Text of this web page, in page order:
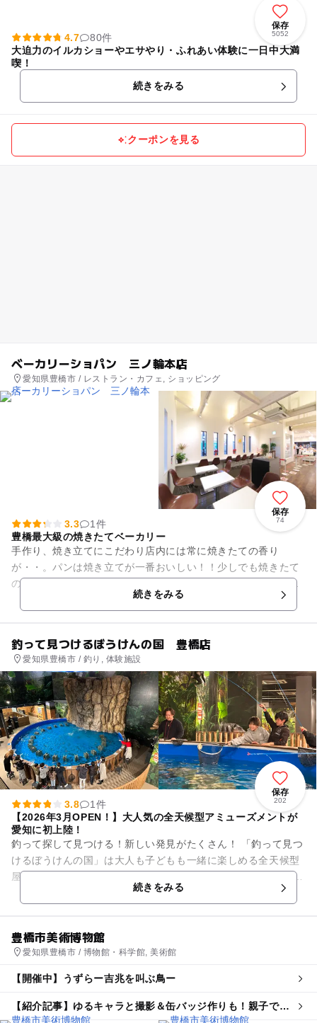
保存
5052
4.7
80件
大迫力のイルカショーやエサやり・ふれあい体験に一日中大満
喫！
続きをみる
クーポンを見る
ベーカリーショパン 三ノ輪本店
愛知県豊橋市 / レストラン・カフェ, ショッピング
保存
74
3.3
1件
豊橋最大級の焼きたてベーカリー
手作り、焼き立てにこだわり店内には常に焼きたての香り
が・・。パンは焼き立てが一番おいしい！！少しでも焼きたて
のおいしいパンをお召し上がり頂きたく、一日に同じ商品を何
度にも分けてこまめに焼き上げて...
続きをみる
釣って見つけるぼうけんの国 豊橋店
愛知県豊橋市 / 釣り, 体験施設
保存
202
3.8
1件
【2026年3月OPEN！】大人気の全天候型アミューズメントが
愛知に初上陸！
釣って探して見つける！新しい発見がたくさん！ 「釣って見つ
けるぼうけんの国」は大人も子どもも一緒に楽しめる全天候型
屋内施設です。 釣り竿・エサなどの道具は一式貸出なので手ぶ
続きをみる
豊橋市美術博物館
愛知県豊橋市 / 博物館・科学館, 美術館
【開催中】うずらー吉兆を叫ぶ鳥ー
【紹介記事】ゆるキャラと撮影＆缶バッジ作りも！親子で楽
しむ日本初のウズラ企画展が豊橋に